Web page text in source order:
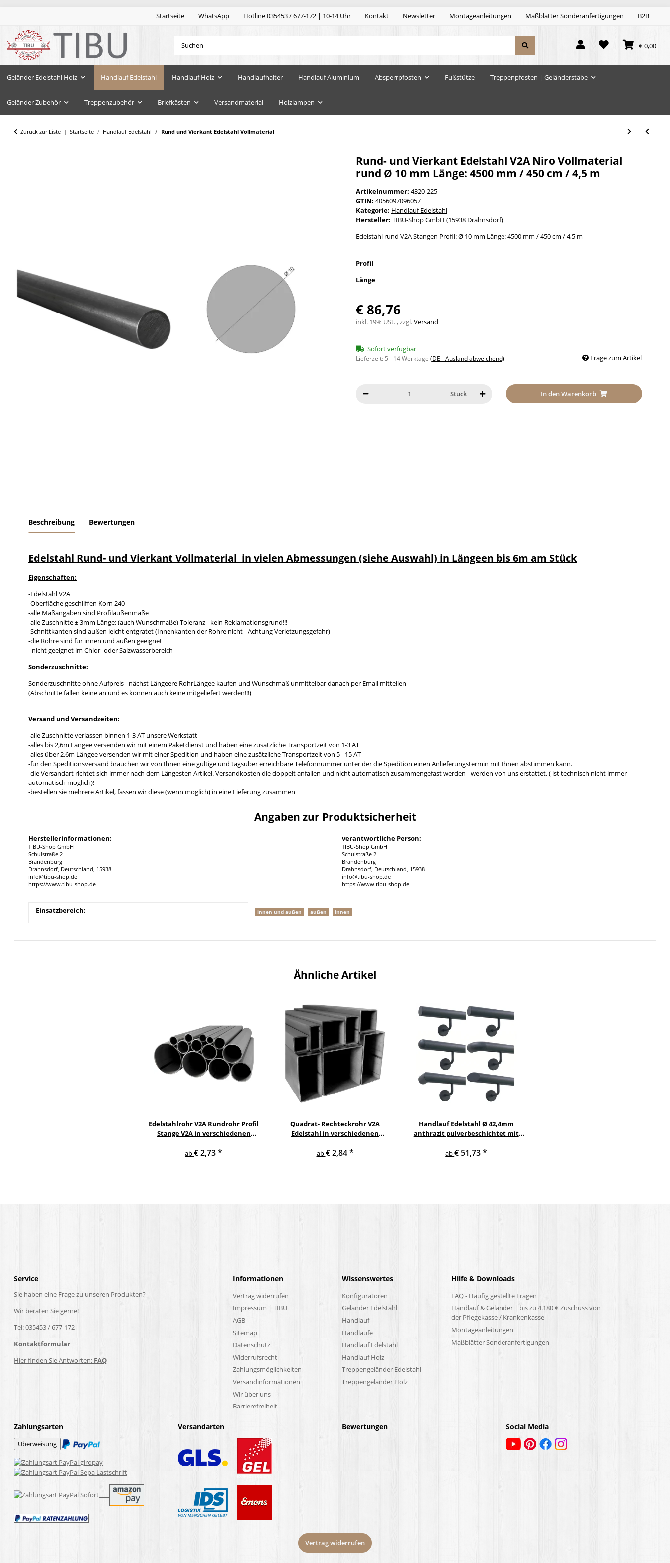
Startseite WhatsApp Hotline 035453 / 677-172 | 10-14 Uhr Kontakt Newsletter Montageanleitungen Maßblätter Sonderanfertigungen B2B
€ 0,00
Geländer Edelstahl Holz Handlauf Edelstahl Handlauf Holz Handlaufhalter Handlauf Aluminium Absperrpfosten Fußstütze Treppenpfosten | Geländerstäbe
Geländer Zubehör Treppenzubehör Briefkästen Versandmaterial Holzlampen
Zurück zur Liste Startseite Handlauf Edelstahl Rund und Vierkant Edelstahl Vollmaterial
Rund- und Vierkant Edelstahl V2A Niro Vollmaterial
rund Ø 10 mm Länge: 4500 mm / 450 cm / 4,5 m
Artikelnummer: 4320-225
GTIN: 4056097096057
Kategorie: Handlauf Edelstahl
Hersteller: TIBU-Shop GmbH (15938 Drahnsdorf)
Edelstahl rund V2A Stangen Profil: Ø 10 mm Länge: 4500 mm / 450 cm / 4,5 m
Profil
Länge
€ 86,76
inkl. 19% USt. , zzgl.Versand
Sofort verfügbar
Lieferzeit: 5 - 14 Werktage (DE - Ausland abweichend) Frage zum Artikel
Stück In den Warenkorb
Beschreibung Bewertungen
Edelstahl Rund- und Vierkant Vollmaterial in vielen Abmessungen (siehe Auswahl) in Längeen bis 6m am Stück
Eigenschaften:
-Edelstahl V2A
-Oberfläche geschliffen Korn 240
-alle Maßangaben sind Profilaußenmaße
-alle Zuschnitte ± 3mm Länge: (auch Wunschmaße) Toleranz - kein Reklamationsgrund!!!
-Schnittkanten sind außen leicht entgratet (Innenkanten der Rohre nicht - Achtung Verletzungsgefahr)
-die Rohre sind für innen und außen geeignet
- nicht geeignet im Chlor- oder Salzwasserbereich
Sonderzuschnitte:
Sonderzuschnitte ohne Aufpreis - nächst Längeere RohrLängee kaufen und Wunschmaß unmittelbar danach per Email mitteilen
(Abschnitte fallen keine an und es können auch keine mitgeliefert werden!!!)
Versand und Versandzeiten:
-alle Zuschnitte verlassen binnen 1-3 AT unsere Werkstatt
-alles bis 2,6m Längee versenden wir mit einem Paketdienst und haben eine zusätzliche Transportzeit von 1-3 AT
-alles über 2,6m Längee versenden wir mit einer Spedition und haben eine zusätzliche Transportzeit von 5 - 15 AT
-für den Speditionsversand brauchen wir von Ihnen eine gültige und tagsüber erreichbare Telefonnummer unter der die Spedition einen Anlieferungstermin mit Ihnen abstimmen kann.
-die Versandart richtet sich immer nach dem Längesten Artikel. Versandkosten die doppelt anfallen und nicht automatisch zusammengefast werden - werden von uns erstattet. ( ist technisch nicht immer
automatisch möglich)!
-bestellen sie mehrere Artikel, fassen wir diese (wenn möglich) in eine Lieferung zusammen
Angaben zur Produktsicherheit
Herstellerinformationen:
TIBU-Shop GmbH
Schulstraße 2
Brandenburg
Drahnsdorf, Deutschland, 15938
info@tibu-shop.de
https://www.tibu-shop.de
verantwortliche Person:
TIBU-Shop GmbH
Schulstraße 2
Brandenburg
Drahnsdorf, Deutschland, 15938
info@tibu-shop.de
https://www.tibu-shop.de
Produkteigenschaft
Wert
Einsatzbereich: innen und außen außen innen
Ähnliche Artikel
Edelstahlrohr V2A Rundrohr Profil
Stange V2A in verschiedenen
ab€ 2,73*
Quadrat- Rechteckrohr V2A
Edelstahl in verschiedenen
am Stück
ab€ 2,84*
Handlauf Edelstahl Ø 42,4mm
anthrazit pulverbeschichtet mit
Edelstahlhalter
ab€ 51,73*
Service
Sie haben eine Frage zu unseren Produkten?
Wir beraten Sie gerne!
Tel: 035453 / 677-172
Kontaktformular
Hier finden Sie Antworten: FAQ
Informationen
Vertrag widerrufen
Impressum | TIBU
AGB
Sitemap
Datenschutz
Widerrufsrecht
Zahlungsmöglichkeiten
Versandinformationen
Wir über uns
Barrierefreiheit
Wissenswertes
Konfiguratoren
Geländer Edelstahl
Handlauf
Handläufe
Handlauf Edelstahl
Handlauf Holz
Treppengeländer Edelstahl
Treppengeländer Holz
Hilfe & Downloads
FAQ - Häufig gestellte Fragen
Handlauf & Geländer | bis zu 4.180 € Zuschuss von
der Pflegekasse / Krankenkasse
Montageanleitungen
Maßblätter Sonderanfertigungen
Zahlungsarten Versandarten Bewertungen Social Media
Vertrag widerrufen